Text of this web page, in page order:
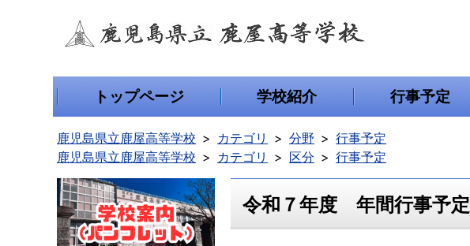
トップページ 学校紹介 行事予定
鹿児島県立鹿屋高等学校 カテゴリ 分野
行事予定
鹿児島県立鹿屋高等学校
カテゴリ 区分 行事予定
令和７年度 年間行事予定